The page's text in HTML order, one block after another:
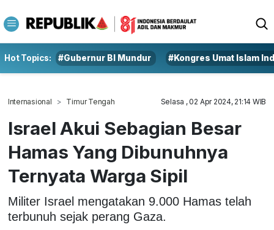
Hot Topics: #Gubernur BI Mundur #Kongres Umat Islam
Internasional Timur Tengah Selasa , 02 Apr 2024, 21:14 WIB
Israel Akui Sebagian Besar
Hamas Yang Dibunuhnya
Ternyata Warga Sipil
Militer Israel mengatakan 9.000 Hamas telah
terbunuh sejak perang Gaza.